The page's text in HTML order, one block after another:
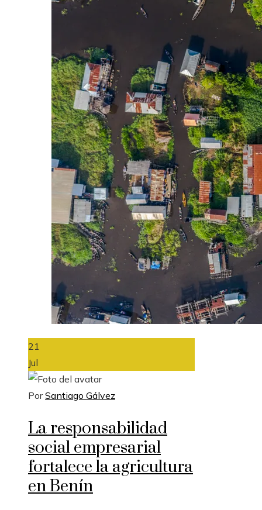
21
Jul
PorSantiago Gálvez
La responsabilidad
social empresarial
fortalece la agricultura
en Benín